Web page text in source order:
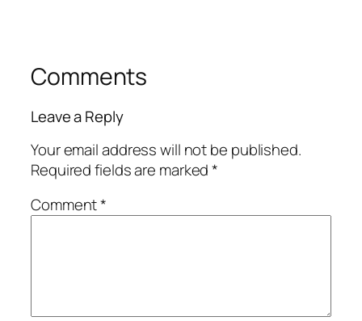
Comments
Leave a Reply
Your email address will not be published.
Required fields are marked*
Comment*